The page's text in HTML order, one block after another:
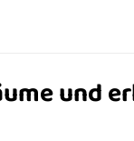
und